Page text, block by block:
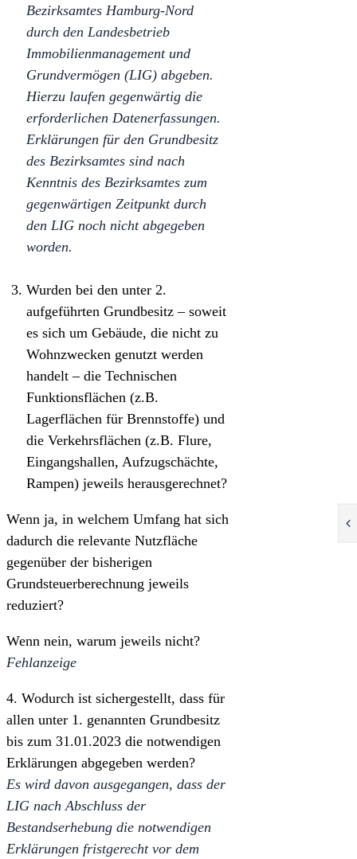
Bezirksamtes Hamburg-Nord
durch den Landesbetrieb
Immobilienmanagement und
Grundvermögen (LIG) abgeben.
Hierzu laufen gegenwärtig die
erforderlichen Datenerfassungen.
Erklärungen für den Grundbesitz
des Bezirksamtes sind nach
Kenntnis des Bezirksamtes zum
gegenwärtigen Zeitpunkt durch
den LIG noch nicht abgegeben
worden.
Wurden bei den unter 2.
aufgeführten Grundbesitz – soweit
es sich um Gebäude, die nicht zu
Wohnzwecken genutzt werden
handelt – die Technischen
Funktionsflächen (z.B.
Lagerflächen für Brennstoffe) und
die Verkehrsflächen (z.B. Flure,
Eingangshallen, Aufzugschächte,
Rampen) jeweils herausgerechnet?
Wenn ja, in welchem Umfang hat sich
dadurch die relevante Nutzfläche
gegenüber der bisherigen
Grundsteuerberechnung jeweils
reduziert?
Wenn nein, warum jeweils nicht?
Fehlanzeige
4. Wodurch ist sichergestellt, dass für
allen unter 1. genannten Grundbesitz
bis zum 31.01.2023 die notwendigen
Erklärungen abgegeben werden?
Es wird davon ausgegangen, dass der
LIG nach Abschluss der
Bestandserhebung die notwendigen
Erklärungen fristgerecht vor dem